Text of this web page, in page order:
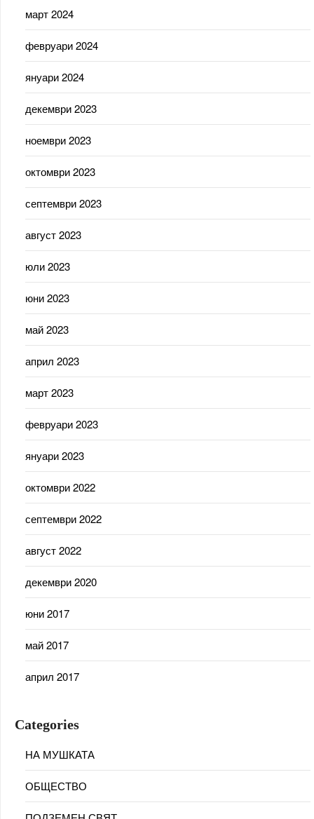
март 2024
февруари 2024
януари 2024
декември 2023
ноември 2023
октомври 2023
септември 2023
август 2023
юли 2023
юни 2023
май 2023
април 2023
март 2023
февруари 2023
януари 2023
октомври 2022
септември 2022
август 2022
декември 2020
юни 2017
май 2017
април 2017
Categories
НА МУШКАТА
ОБЩЕСТВО